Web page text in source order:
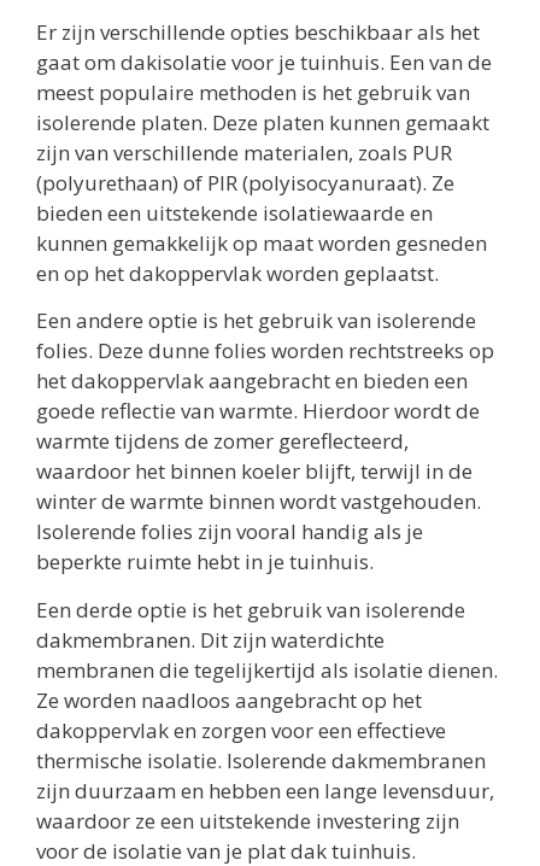
Er zijn verschillende opties beschikbaar als het
gaat om dakisolatie voor je tuinhuis. Een van de
meest populaire methoden is het gebruik van
isolerende platen. Deze platen kunnen gemaakt
zijn van verschillende materialen, zoals PUR
(polyurethaan) of PIR (polyisocyanuraat). Ze
bieden een uitstekende isolatiewaarde en
kunnen gemakkelijk op maat worden gesneden
en op het dakoppervlak worden geplaatst.
Een andere optie is het gebruik van isolerende
folies. Deze dunne folies worden rechtstreeks op
het dakoppervlak aangebracht en bieden een
goede reflectie van warmte. Hierdoor wordt de
warmte tijdens de zomer gereflecteerd,
waardoor het binnen koeler blijft, terwijl in de
winter de warmte binnen wordt vastgehouden.
Isolerende folies zijn vooral handig als je
beperkte ruimte hebt in je tuinhuis.
Een derde optie is het gebruik van isolerende
dakmembranen. Dit zijn waterdichte
membranen die tegelijkertijd als isolatie dienen.
Ze worden naadloos aangebracht op het
dakoppervlak en zorgen voor een effectieve
thermische isolatie. Isolerende dakmembranen
zijn duurzaam en hebben een lange levensduur,
waardoor ze een uitstekende investering zijn
voor de isolatie van je plat dak tuinhuis.